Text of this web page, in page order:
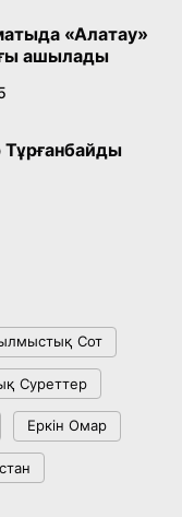
«Алатау»
ашылады
Тұрғанбайды
Сот
Суреттер
Еркін Омар